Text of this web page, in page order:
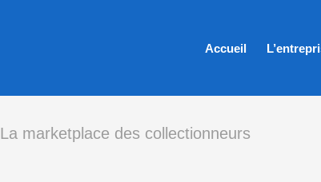
Accueil
La marketplace des collectionneurs